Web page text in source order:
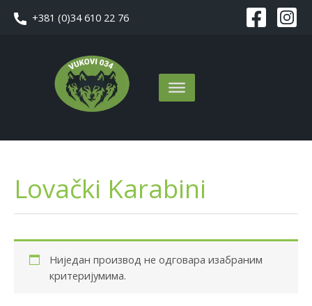
+381 (0)34 610 22 76
Lovački Karabini
Ниједан производ не одговара изабраним
критеријумима.